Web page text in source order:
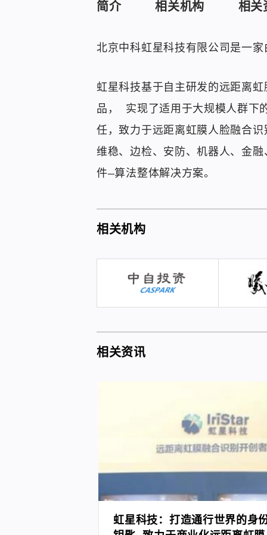
简介 相关机构 相关
北京中科虹星科技有限公司是一
虹星科技基于自主研发的远距离
品， 实现了适用于大规模人群下
任，致力于远距离虹膜人脸融合
维稳、边检、安防、机器人、金
件—算法整体解决方案。
相关机构
相关资讯
虹星科技：打造通行世界的身